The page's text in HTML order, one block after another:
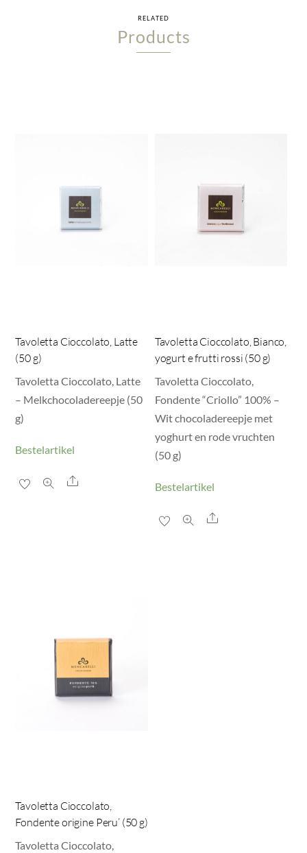
RELATED
Products
Tavoletta Cioccolato, Latte
(50 g)
Tavoletta Cioccolato, Latte
– Melkchocoladereepje (50
g)
Bestelartikel
Share
Tavoletta Cioccolato, Bianco,
yogurt e frutti rossi (50 g)
Tavoletta Cioccolato,
Fondente “Criollo” 100% –
Wit chocoladereepje met
yoghurt en rode vruchten
(50 g)
Bestelartikel
Share
Tavoletta Cioccolato,
Fondente origine Peru’ (50 g)
Tavoletta Cioccolato,